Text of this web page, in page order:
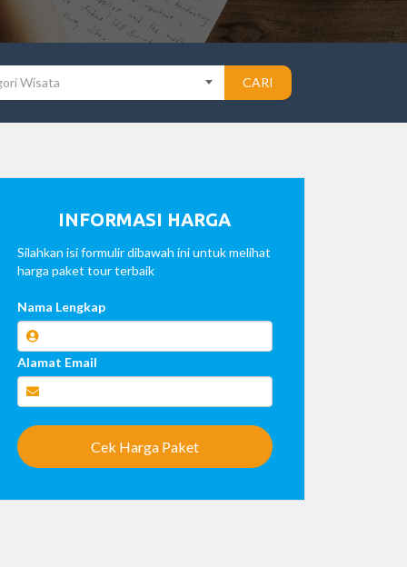
Wisata CARI
INFORMASI HARGA
Silahkan isi formulir dibawah ini untuk melihat
harga paket tour terbaik
Nama Lengkap
Alamat Email
Cek Harga Paket